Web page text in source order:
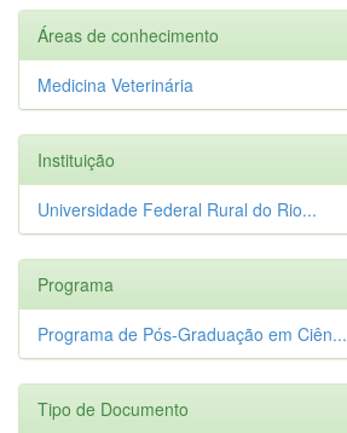
Áreas de conhecimento
Medicina Veterinária
Instituição
Universidade Federal Rural do Rio...
Programa
Programa de Pós-Graduação em Ciên...
Tipo de Documento